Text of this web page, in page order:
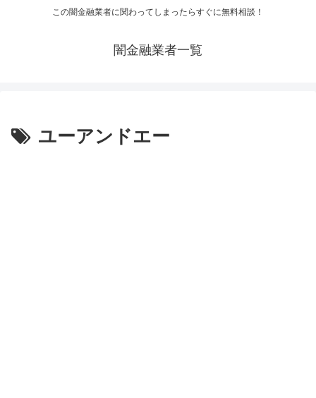
この闇金融業者に関わってしまったらすぐに無料相談！
闇金融業者一覧
ユーアンドエー